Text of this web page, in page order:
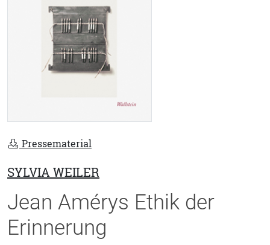
Pressematerial
SYLVIA WEILER
Jean Amérys Ethik der
Erinnerung